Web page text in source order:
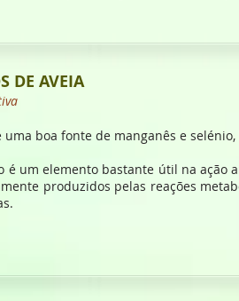
DE AVEIA
uma boa fonte de manganês e
é um elemento bastante útil na ação
produzidos pelas reações